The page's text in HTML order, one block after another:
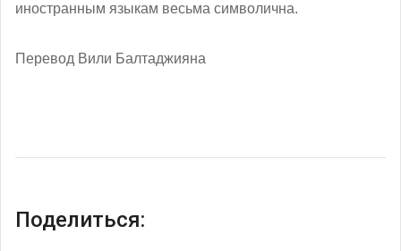
иностранным языкам весьма символична.
Перевод Вили Балтаджияна
Поделиться: